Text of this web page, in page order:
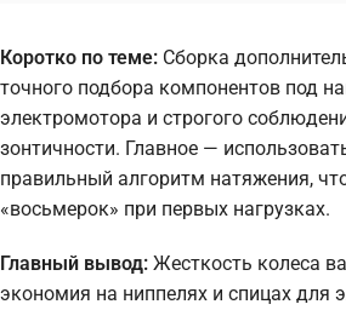
Коротко по теме: Сборка
точного подбора компонентов под
электромотора и строгого
зонтичности. Главное —
правильный алгоритм натяжения,
«восьмерок» при первых нагрузках.
Главный вывод: Жесткость колеса
экономия на ниппелях и спицах для